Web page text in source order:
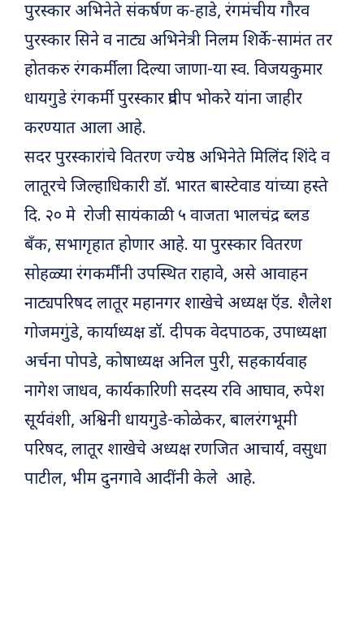
पुरस्कार अभिनेते संकर्षण क-हाडे, रंगमंचीय गौरव
पुरस्कार सिने व नाट्य अभिनेत्री निलम शिर्के-सामंत तर
होतकरु रंगकर्मीला दिल्या जाणा-या स्व. विजयकुमार
धायगुडे रंगकर्मी पुरस्कार प्रदीप भोकरे यांना जाहीर
करण्यात आला आहे.
सदर पुरस्कारांचे वितरण ज्येष्ठ अभिनेते मिलिंद शिंदे व
लातूरचे जिल्हाधिकारी डॉ. भारत बास्टेवाड यांच्या हस्ते
दि. २० मे रोजी सायंकाळी ५ वाजता भालचंद्र ब्लड
बँक, सभागृहात होणार आहे. या पुरस्कार वितरण
सोहळ्या रंगकर्मींनी उपस्थित राहावे, असे आवाहन
नाट्यपरिषद लातूर महानगर शाखेचे अध्यक्ष ऍड. शैलेश
गोजमगुंडे, कार्याध्यक्ष डॉ. दीपक वेदपाठक, उपाध्यक्षा
अर्चना पोपडे, कोषाध्यक्ष अनिल पुरी, सहकार्यवाह
नागेश जाधव, कार्यकारिणी सदस्य रवि आघाव, रुपेश
सूर्यवंशी, अश्विनी धायगुडे-कोळेकर, बालरंगभूमी
परिषद, लातूर शाखेचे अध्यक्ष रणजित आचार्य, वसुधा
पाटील, भीम दुनगावे आदींनी केले आहे.